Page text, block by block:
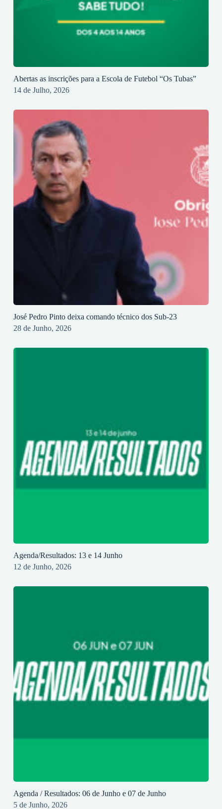
Abertas as inscrições para a Escola de Futebol “Os Tubas”
14 de Julho, 2026
José Pedro Pinto deixa comando técnico dos Sub-23
28 de Junho, 2026
Agenda/Resultados: 13 e 14 Junho
12 de Junho, 2026
Agenda / Resultados: 06 de Junho e 07 de Junho
5 de Junho, 2026